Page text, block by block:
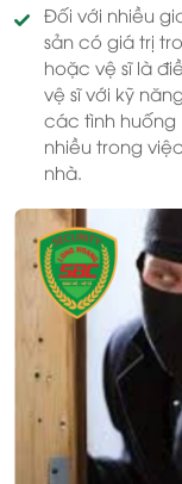
Đối với nhiều
sản có giá trị
hoặc vệ sĩ là
vệ sĩ với kỹ
các tình huống
nhiều trong
nhà.